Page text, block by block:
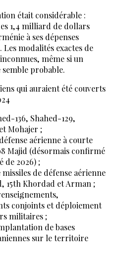
était considérable :
1,4 milliard de dollars
à ses dépenses
modalités exactes de
même si un
probable.
qui auraient été couverts
136, Shahed-129,
Mohajer ;
aérienne à courte
Majid (désormais confirmé
de 2026) ;
missiles de défense aérienne
15th Khordad et Arman ;
conjoints et déploiement
militaires ;
de bases
sur le territoire